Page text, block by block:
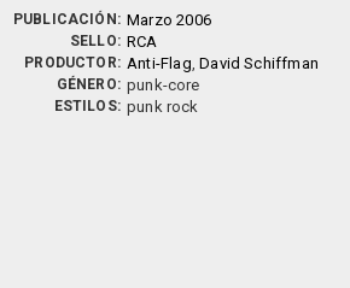
PUBLICACIÓN: Marzo 2006
SELLO: RCA
PRODUCTOR: Anti-Flag,David Schiffman
GÉNERO: punk-core
ESTILOS: punk rock